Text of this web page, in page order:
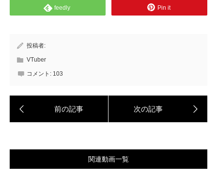
feedly Pin it
投稿者:
VTuber
コメント: 103
関連動画一覧